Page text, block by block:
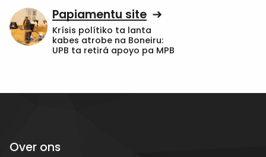
Papiamentu site
Krísis polítiko ta lanta
kabes atrobe na Boneiru:
UPB ta retirá apoyo pa MPB
Over ons